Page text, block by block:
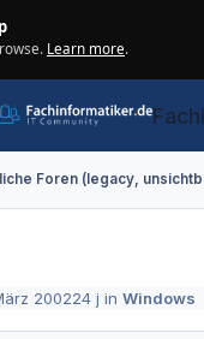
Learn more.
Foren (legacy,
200224 j inWindows